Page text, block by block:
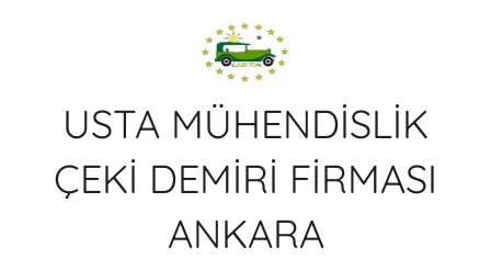
USTA MÜHENDİSLİK
ÇEKİ DEMİRİ FİRMASI
ANKARA